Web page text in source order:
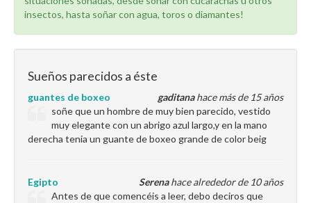
insectos, hasta soñar con agua, toros o diamantes!
Sueños parecidos a éste
gaditanahace más de 15 años
guantes de boxeo
soñe que un hombre de muy bien parecido, vestido
muy elegante con un abrigo azul largo,y en la mano
derecha tenia un guante de boxeo grande de color beig
Serenahace alrededor de 10 años
Egipto
Antes de que comencéis a leer, debo deciros que